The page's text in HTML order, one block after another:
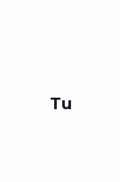
Tu